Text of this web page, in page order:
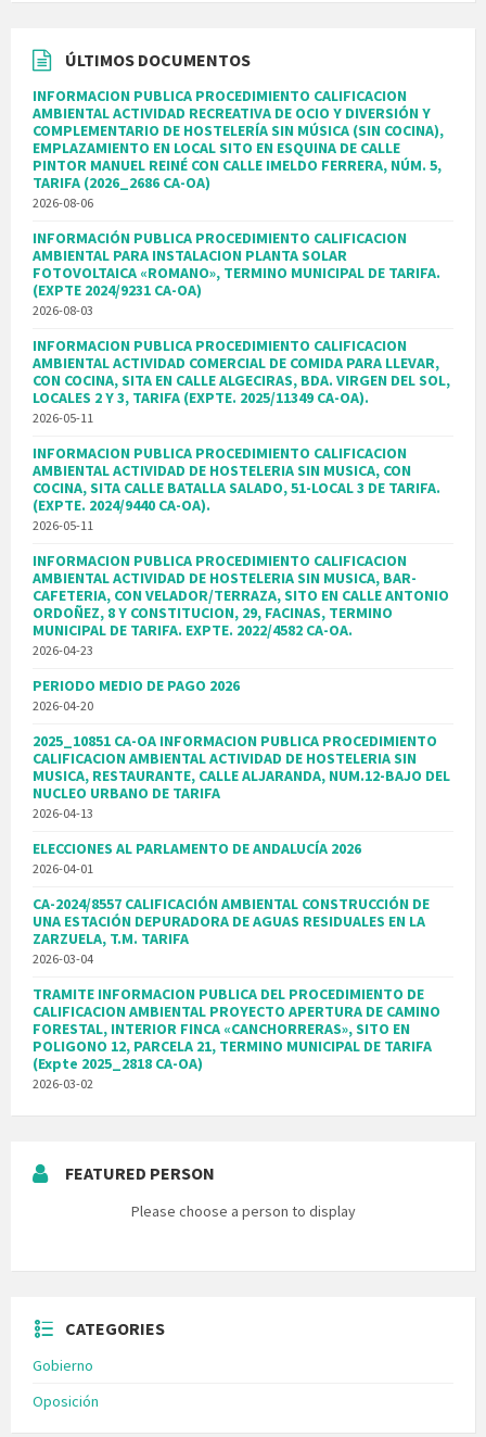
ÚLTIMOS DOCUMENTOS
INFORMACION PUBLICA PROCEDIMIENTO CALIFICACION
AMBIENTAL ACTIVIDAD RECREATIVA DE OCIO Y DIVERSIÓN Y
COMPLEMENTARIO DE HOSTELERÍA SIN MÚSICA (SIN COCINA),
EMPLAZAMIENTO EN LOCAL SITO EN ESQUINA DE CALLE
PINTOR MANUEL REINÉ CON CALLE IMELDO FERRERA, NÚM. 5,
TARIFA (2026_2686 CA-OA)
2026-08-06
INFORMACIÓN PUBLICA PROCEDIMIENTO CALIFICACION
AMBIENTAL PARA INSTALACION PLANTA SOLAR
FOTOVOLTAICA «ROMANO», TERMINO MUNICIPAL DE TARIFA.
(EXPTE 2024/9231 CA-OA)
2026-08-03
INFORMACION PUBLICA PROCEDIMIENTO CALIFICACION
AMBIENTAL ACTIVIDAD COMERCIAL DE COMIDA PARA LLEVAR,
CON COCINA, SITA EN CALLE ALGECIRAS, BDA. VIRGEN DEL SOL,
LOCALES 2 Y 3, TARIFA (EXPTE. 2025/11349 CA-OA).
2026-05-11
INFORMACION PUBLICA PROCEDIMIENTO CALIFICACION
AMBIENTAL ACTIVIDAD DE HOSTELERIA SIN MUSICA, CON
COCINA, SITA CALLE BATALLA SALADO, 51-LOCAL 3 DE TARIFA.
(EXPTE. 2024/9440 CA-OA).
2026-05-11
INFORMACION PUBLICA PROCEDIMIENTO CALIFICACION
AMBIENTAL ACTIVIDAD DE HOSTELERIA SIN MUSICA, BAR-
CAFETERIA, CON VELADOR/TERRAZA, SITO EN CALLE ANTONIO
ORDOÑEZ, 8 Y CONSTITUCION, 29, FACINAS, TERMINO
MUNICIPAL DE TARIFA. EXPTE. 2022/4582 CA-OA.
2026-04-23
PERIODO MEDIO DE PAGO 2026
2026-04-20
2025_10851 CA-OA INFORMACION PUBLICA PROCEDIMIENTO
CALIFICACION AMBIENTAL ACTIVIDAD DE HOSTELERIA SIN
MUSICA, RESTAURANTE, CALLE ALJARANDA, NUM.12-BAJO DEL
NUCLEO URBANO DE TARIFA
2026-04-13
ELECCIONES AL PARLAMENTO DE ANDALUCÍA 2026
2026-04-01
CA-2024/8557 CALIFICACIÓN AMBIENTAL CONSTRUCCIÓN DE
UNA ESTACIÓN DEPURADORA DE AGUAS RESIDUALES EN LA
ZARZUELA, T.M. TARIFA
2026-03-04
TRAMITE INFORMACION PUBLICA DEL PROCEDIMIENTO DE
CALIFICACION AMBIENTAL PROYECTO APERTURA DE CAMINO
FORESTAL, INTERIOR FINCA «CANCHORRERAS», SITO EN
POLIGONO 12, PARCELA 21, TERMINO MUNICIPAL DE TARIFA
(Expte 2025_2818 CA-OA)
2026-03-02
FEATURED PERSON
Please choose a person to display
CATEGORIES
Gobierno
Oposición